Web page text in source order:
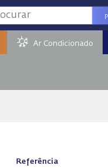
Ar Condicionado
Referência